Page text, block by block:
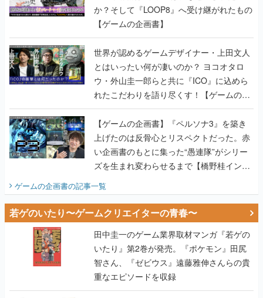
か？そして『LOOP8』へ受け継がれたもの
【ゲームの企画書】
世界が認めるゲームデザイナー・上田文人
とはいったい何が凄いのか？ ヨコオタロ
ウ・外山圭一郎らと共に『ICO』に込めら
れたこだわりを語り尽くす！【ゲームの企
画書】
【ゲームの企画書】『ペルソナ3』を築き
上げたのは反骨心とリスペクトだった。赤
い企画書のもとに集った“愚連隊”がシリー
ズを生まれ変わらせるまで【橋野桂インタ
ゲームの企画書の記事一覧
若ゲのいたり〜ゲームクリエイターの青春〜
田中圭一のゲーム業界取材マンガ『若ゲの
いたり』第2巻が発売。『ポケモン』田尻
智さん、『ゼビウス』遠藤雅伸さんらの貴
重なエピソードを収録